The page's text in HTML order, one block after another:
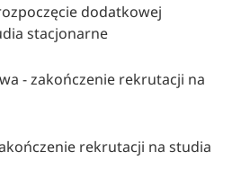
dodatkowej
stacjonarne
- zakończenie rekrutacji na
rekrutacji na studia